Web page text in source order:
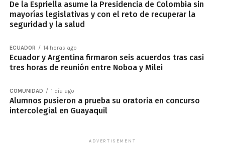
De la Espriella asume la Presidencia de Colombia sin
mayorías legislativas y con el reto de recuperar la
seguridad y la salud
ECUADOR 14 horas ago
Ecuador y Argentina firmaron seis acuerdos tras casi
tres horas de reunión entre Noboa y Milei
COMUNIDAD 1 día ago
Alumnos pusieron a prueba su oratoria en concurso
intercolegial en Guayaquil
ADVERTISEMENT